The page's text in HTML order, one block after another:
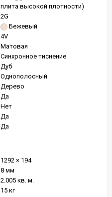
плита высокой плотности)
2G
Бежевый
4V
Матовая
Синхронное тиснение
Дуб
Однополосный
Дерево
Да
Нет
Да
Да
1292 × 194
8 мм
2.005 кв. м.
15 кг